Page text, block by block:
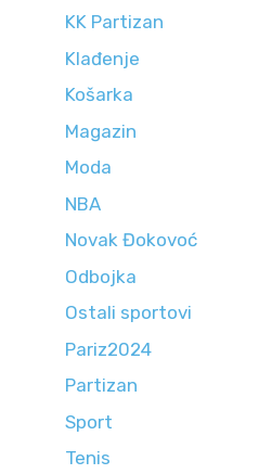
KK Partizan
Klađenje
Košarka
Magazin
Moda
NBA
Novak Đokovoć
Odbojka
Ostali sportovi
Pariz2024
Partizan
Sport
Tenis